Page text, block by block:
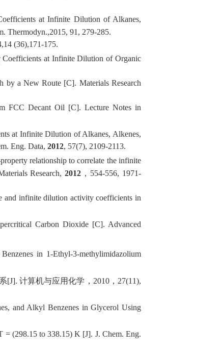
at Infinite Dilution of Alkanes,
Thermodyn.,2015, 91, 279-285.
(36),171-175.
at Infinite Dilution of Organic
by a New Route [C]. Materials Research
FCC Decant Oil [C]. Lecture Notes in
at Infinite Dilution of Alkanes, Alkenes,
Eng. Data,2012, 57(7), 2109-2113.
relationship to correlate the infinite
Research, 2012， 554-556, 1971-
and infinite dilution activity coefficients in
Carbon Dioxide [C]. Advanced
in 1-Ethyl-3-methylimidazolium
[J]. 计算机与应用化学， 2010， 27(11),
and Alkyl Benzenes in Glycerol Using
= (298.15 to 338.15) K [J]. J. Chem. Eng.